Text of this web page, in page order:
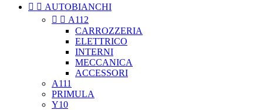
  AUTOBIANCHI
  A112
CARROZZERIA
ELETTRICO
INTERNI
MECCANICA
ACCESSORI
A111
PRIMULA
Y10